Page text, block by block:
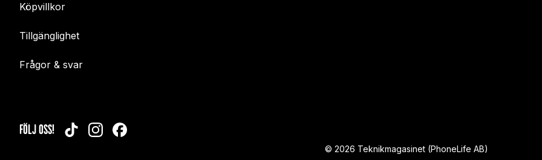
Köpvillkor
Tillgänglighet
Frågor & svar
FÖLJ OSS! TIKTOKINSTAGRAMFACEBOOK
© 2026 Teknikmagasinet (PhoneLife AB)